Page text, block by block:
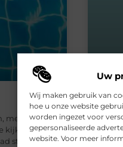
Uw
Wij maken gebruik van
hoe u onze website
worden ingezet voor
gepersonaliseerde
website. Voor meer
metalen of
kijken.
steeds
Houd
over